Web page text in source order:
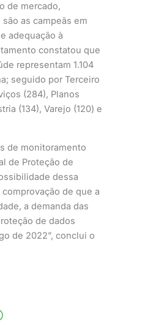
de mercado,
as campeãs em
adequação à
constatou que
representam 1.104
seguido por Terceiro
(284), Planos
(134), Varejo (120) e
de monitoramento
de Proteção de
dessa
de que a
a demanda das
de dados
de 2022”, conclui o